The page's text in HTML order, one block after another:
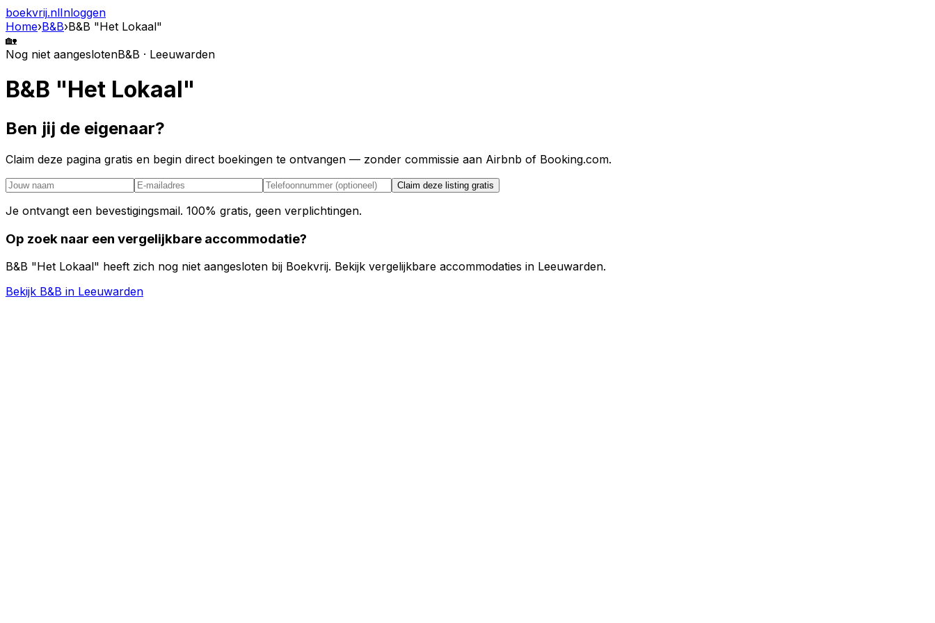
boekvrij.nlInloggen
Home›B&B›B&B "Het Lokaal"
🏡
Nog niet aangeslotenB&B · Leeuwarden
B&B "Het Lokaal"
Ben jij de eigenaar?
Claim deze pagina gratis en begin direct boekingen te ontvangen — zonder commissie aan Airbnb of Booking.com.
Claim deze listing gratis
Je ontvangt een bevestigingsmail. 100% gratis, geen verplichtingen.
Op zoek naar een vergelijkbare accommodatie?
B&B "Het Lokaal" heeft zich nog niet aangesloten bij Boekvrij. Bekijk vergelijkbare accommodaties in Leeuwarden.
Bekijk B&B in Leeuwarden